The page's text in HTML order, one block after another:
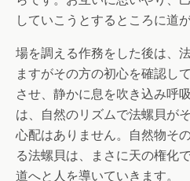
していこうとするところに道
場を調える作務をした後は、
ますがその方の初心を確認し
させ、静かに息を吹き込み呼
は、自然のリズムで法螺貝が
心配はありません。自然物そ
る法螺貝は、まさに天の権化
道へと人を導いていきます。